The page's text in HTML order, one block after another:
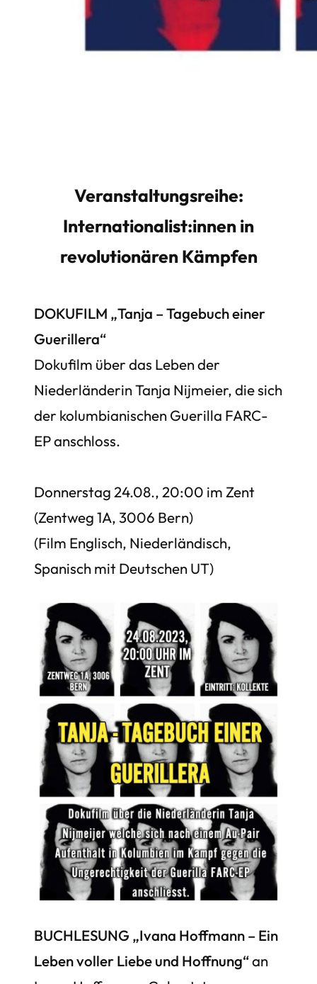
Veranstaltungsreihe:
Internationalist:innen in
revolutionären Kämpfen
DOKUFILM „Tanja – Tagebuch einer
Guerillera“
Dokufilm über das Leben der
Niederländerin Tanja Nijmeier, die sich
der kolumbianischen Guerilla FARC-
EP anschloss.
Donnerstag 24.08., 20:00 im Zent
(Zentweg 1A, 3006 Bern)
(Film Englisch, Niederländisch,
Spanisch mit Deutschen UT)
BUCHLESUNG „Ivana Hoffmann – Ein
Leben voller Liebe und Hoffnung“an